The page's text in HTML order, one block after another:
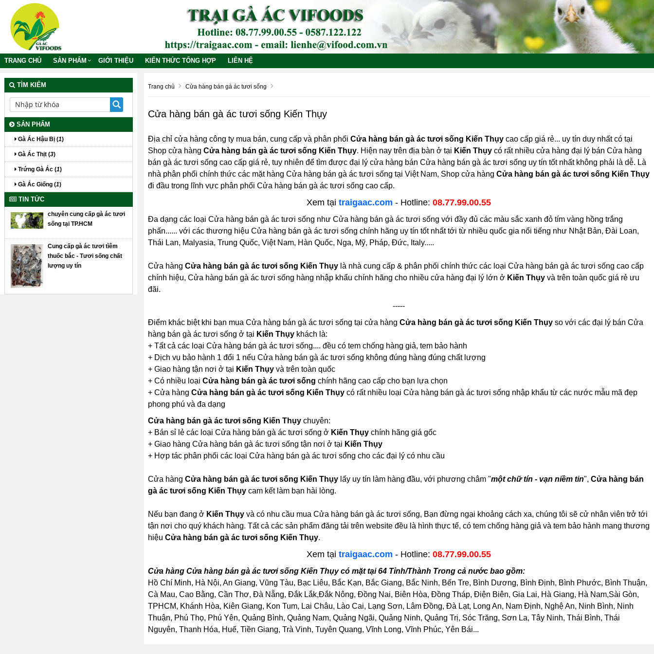
TRANG CHỦ SẢN PHẨM GIỚI THIỆU KIẾN THỨC TỔNG HỢP LIÊN HỆ
Trang chủ Cửa hàng bán gà ác tươi sống
Cửa hàng bán gà ác tươi sống Kiến Thụy
Địa chỉ cửa hàng công ty mua bán, cung cấp và phân phối Cửa hàng bán gà ác tươi sống Kiến Thụycao cấp giá rẻ... uy tín duy nhất có tại
Shop cửa hàng Cửa hàng bán gà ác tươi sống Kiến Thụy. Hiện nay trên địa bàn ở tại Kiến Thụycó rất nhiều cửa hàng đại lý bán Cửa hàng
bán gà ác tươi sống cao cấp giá rẻ, tuy nhiên để tìm được đại lý cửa hàng bán Cửa hàng bán gà ác tươi sống uy tín tốt nhất không phải là dễ. Là
nhà phân phối chính thức các mặt hàng Cửa hàng bán gà ác tươi sống tại Việt Nam, Shop cửa hàng Cửa hàng bán gà ác tươi sống Kiến Thụy
đi đầu trong lĩnh vực phân phối Cửa hàng bán gà ác tươi sống cao cấp.
Xem tạitraigaac.com - Hotline:08.77.99.00.55
Đa dạng các loại Cửa hàng bán gà ác tươi sống như Cửa hàng bán gà ác tươi sống với đầy đủ các màu sắc xanh đỏ tím vàng hồng trắng
phấn...... với các thương hiệu Cửa hàng bán gà ác tươi sống chính hãng uy tín tốt nhất tới từ nhiều quốc gia nổi tiếng như Nhật Bản, Đài Loan,
Thái Lan, Malyasia, Trung Quốc, Việt Nam, Hàn Quốc, Nga, Mỹ, Pháp, Đức, Italy.....
Cửa hàng Cửa hàng bán gà ác tươi sống Kiến Thụylà nhà cung cấp & phân phối chính thức các loại Cửa hàng bán gà ác tươi sống cao cấp
chính hiệu, Cửa hàng bán gà ác tươi sống hàng nhập khẩu chính hãng cho nhiều cửa hàng đại lý lớn ở Kiến Thụyvà trên toàn quốc giá rẻ ưu
đãi.
-----
Điểm khác biệt khi bạn mua Cửa hàng bán gà ác tươi sống tại cửa hàng Cửa hàng bán gà ác tươi sống Kiến Thụyso với các đại lý bán Cửa
hàng bán gà ác tươi sống ở tại Kiến Thụykhách là:
+ Tất cả các loại Cửa hàng bán gà ác tươi sống.... đều có tem chống hàng giả, tem bảo hành
+ Dịch vụ bảo hành 1 đổi 1 nếu Cửa hàng bán gà ác tươi sống không đúng hàng đúng chất lượng
+ Giao hàng tận nơi ở tại Kiến Thụyvà trên toàn quốc
+ Có nhiều loại Cửa hàng bán gà ác tươi sống chính hãng cao cấp cho bạn lựa chọn
+ Cửa hàng Cửa hàng bán gà ác tươi sống Kiến Thụycó rất nhiều loại Cửa hàng bán gà ác tươi sống nhập khẩu từ các nước mẫu mã đẹp
phong phú và đa dạng
Cửa hàng bán gà ác tươi sống Kiến Thụy chuyên:
+ Bán sỉ lẻ các loại Cửa hàng bán gà ác tươi sống ở Kiến Thụychính hãng giá gốc
+ Giao hàng Cửa hàng bán gà ác tươi sống tận nơi ở tại Kiến Thụy
+ Hợp tác phân phối các loại Cửa hàng bán gà ác tươi sống cho các đại lý có nhu cầu
Cửa hàng Cửa hàng bán gà ác tươi sống Kiến Thụylấy uy tín làm hàng đầu, với phương châm "một chữ tín - vạn niềm tin", Cửa hàng bán
gà ác tươi sống Kiến Thụycam kết làm bạn hài lòng.
Nếu bạn đang ở Kiến Thụyvà có nhu cầu mua Cửa hàng bán gà ác tươi sống, Bạn đừng ngại khoảng cách xa, chúng tôi sẽ cử nhân viên trở tới
tận nơi cho quý khách hàng. Tất cả các sản phẩm đăng tải trên website đều là hình thực tế, có tem chống hàng giả và tem bảo hành mang thương
hiệu Cửa hàng bán gà ác tươi sống Kiến Thụy.
Xem tạitraigaac.com - Hotline:08.77.99.00.55
Cửa hàng Cửa hàng bán gà ác tươi sống Kiến Thụy có mặt tại 64 Tỉnh/Thành Trong cả nước bao gồm:
Hồ Chí Minh, Hà Nội, An Giang, Vũng Tàu, Bạc Liêu, Bắc Kạn, Bắc Giang, Bắc Ninh, Bến Tre, Bình Dương, Bình Định, Bình Phước, Bình Thuận,
Cà Mau, Cao Bằng, Cần Thơ, Đà Nẵng, Đắk Lắk,Đắk Nông, Đồng Nai, Biên Hòa, Đồng Tháp, Điện Biên, Gia Lai, Hà Giang, Hà Nam,Sài Gòn,
TPHCM, Khánh Hòa, Kiên Giang, Kon Tum, Lai Châu, Lào Cai, Lạng Sơn, Lâm Đồng, Đà Lạt, Long An, Nam Định, Nghệ An, Ninh Bình, Ninh
Thuận, Phú Thọ, Phú Yên, Quảng Bình, Quảng Nam, Quảng Ngãi, Quảng Ninh, Quảng Trị, Sóc Trăng, Sơn La, Tây Ninh, Thái Bình, Thái
Nguyên, Thanh Hóa, Huế, Tiền Giang, Trà Vinh, Tuyên Quang, Vĩnh Long, Vĩnh Phúc, Yên Bái...
TÌM KIẾM
SẢN PHẨM
Gà Ác Hậu Bị (1)
Gà Ác Thịt (3)
Trứng Gà Ác (1)
Gà Ác Giống (1)
TIN TỨC
chuyên cung cấp gà ác tươi
sống tại TP.HCM
Cung cấp gà ác tươi tìêm
thuốc bắc - Tươi sống chất
lượng uy tín